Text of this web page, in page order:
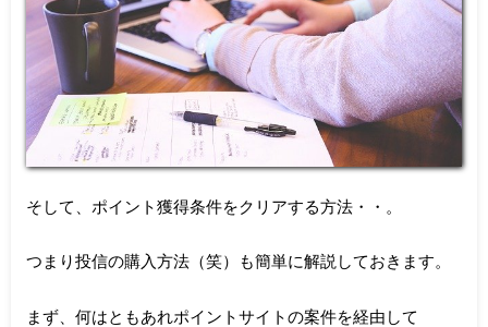
そして、ポイント獲得条件をクリアする方法・・。
つまり投信の購入方法（笑）も簡単に解説しておきます。
まず、何はともあれポイントサイトの案件を経由して